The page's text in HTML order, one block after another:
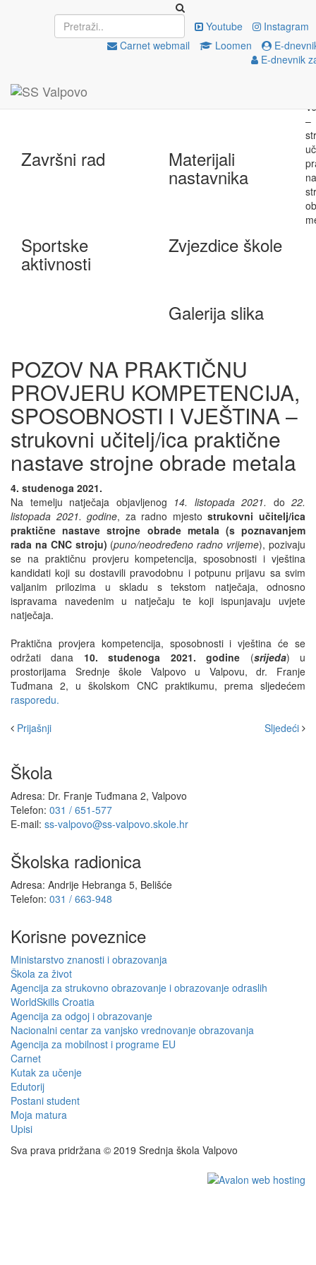
Youtube
Instagram
Carnet webmail
Loomen
E-
E-dnevnik
Upisi EU projekti
e-Škole
Završni rad Materijali
nastavnika
Sportske
aktivnosti
Zvjezdice škole
Galerija slika
POZOV NA PRAKTIČNU
PROVJERU KOMPETENCIJA,
SPOSOBNOSTI I VJEŠTINA –
strukovni učitelj/ica praktične
nastave strojne obrade metala
4. studenoga 2021.
Na temelju natječaja objavljenog 14. listopada 2021. do 22.
listopada 2021. godine, za radno mjestostrukovni učitelj/ica
praktične nastave strojne obrade metala (s poznavanjem
rada na CNC stroju) (puno/neodređeno radno vrijeme), pozivaju
se na praktičnu provjeru kompetencija, sposobnosti i vještina
kandidati koji su dostavili pravodobnu i potpunu prijavu sa svim
valjanim prilozima u skladu s tekstom natječaja, odnosno
ispravama navedenim u natječaju te koji ispunjavaju uvjete
natječaja.
Praktična provjera kompetencija, sposobnosti i vještina će se
održati dana 10. studenoga 2021. godine (srijeda) u
prostorijama Srednje škole Valpovo u Valpovu, dr. Franje
Tuđmana 2, u školskom CNC praktikumu, prema sljedećem
rasporedu.
Prijašnji
Sljedeći
Škola
Adresa: Dr. Franje Tuđmana 2, Valpovo
Telefon: 031 / 651-577
E-mail: ss-valpovo@ss-valpovo.skole.hr
Školska radionica
Adresa: Andrije Hebranga 5, Belišće
Telefon: 031 / 663-948
Korisne poveznice
Ministarstvo znanosti i obrazovanja
Škola za život
Agencija za strukovno obrazovanje i obrazovanje odraslih
WorldSkills Croatia
Agencija za odgoj i obrazovanje
Nacionalni centar za vanjsko vrednovanje obrazovanja
Agencija za mobilnost i programe EU
Carnet
Kutak za učenje
Edutorij
Postani student
Moja matura
Upisi
Sva prava pridržana © 2019 Srednja škola Valpovo